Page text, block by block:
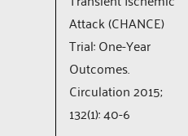
Attack (CHANCE)
Trial: One-Year
Outcomes.
Circulation 2015;
132(1): 40-6